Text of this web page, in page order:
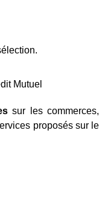
sur les commerces,
proposés sur le